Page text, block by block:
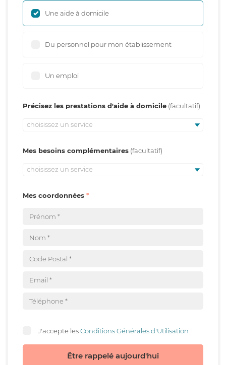
Une aide à domicile
Du personnel pour mon établissement
Un emploi
Précisez les prestations d'aide à domicile
choisissez un service
Mes besoins complémentaires
choisissez un service
Mes coordonnées
J'accepte lesConditions Générales d'Utilisation
Être rappelé aujourd'hui